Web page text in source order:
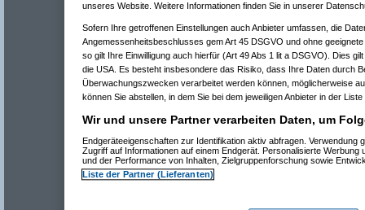
unseres Website. Weitere Informationen finden Sie in unserer
Sofern Ihre getroffenen Einstellungen auch Anbieter umfassen, die
Angemessenheitsbeschlusses gem Art 45 DSGVO und ohne
so gilt Ihre Einwilligung auch hierfür (Art 49 Abs 1 lit a DSGVO). Dies
die USA. Es besteht insbesondere das Risiko, dass Ihre Daten durch
Überwachungszwecken verarbeitet werden können, möglicherweise
können Sie abstellen, in dem Sie bei dem jeweiligen Anbieter in der
Wir und unsere Partner verarbeiten Daten, um
Endgeräteeigenschaften zur Identifikation aktiv abfragen. Verwendung
Zugriff auf Informationen auf einem Endgerät. Personalisierte Werbung
und der Performance von Inhalten, Zielgruppenforschung sowie
Liste der Partner (Lieferanten)